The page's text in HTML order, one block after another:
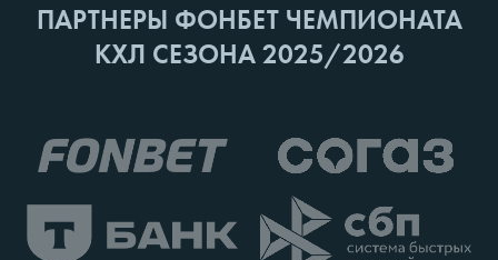
ПАРТНЕРЫ ФОНБЕТ ЧЕМПИОНАТА
КХЛ СЕЗОНА 2025/2026